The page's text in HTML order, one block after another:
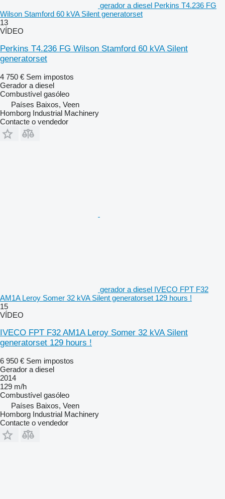
gerador a diesel Perkins T4.236 FG
Wilson Stamford 60 kVA Silent generatorset
13
VÍDEO
Perkins T4.236 FG Wilson Stamford 60 kVA Silent
generatorset
4 750 € Sem impostos
Gerador a diesel
Combustível gasóleo
Países Baixos, Veen
Homborg Industrial Machinery
Contacte o vendedor
gerador a diesel IVECO FPT F32
AM1A Leroy Somer 32 kVA Silent generatorset 129 hours !
15
VÍDEO
IVECO FPT F32 AM1A Leroy Somer 32 kVA Silent
generatorset 129 hours !
6 950 € Sem impostos
Gerador a diesel
2014
129 m/h
Combustível gasóleo
Países Baixos, Veen
Homborg Industrial Machinery
Contacte o vendedor